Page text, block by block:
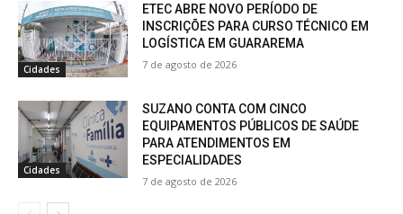
Cidades
ETEC ABRE NOVO PERÍODO DE
INSCRIÇÕES PARA CURSO TÉCNICO EM
LOGÍSTICA EM GUARAREMA
7 de agosto de 2026
Cidades
SUZANO CONTA COM CINCO
EQUIPAMENTOS PÚBLICOS DE SAÚDE
PARA ATENDIMENTOS EM
ESPECIALIDADES
7 de agosto de 2026